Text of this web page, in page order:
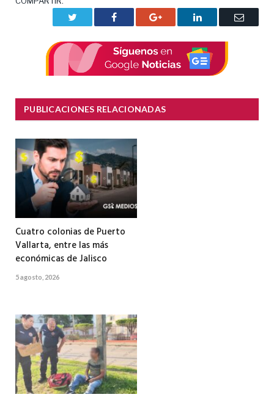
Facebook Google+ LinkedIn
Correo
PUBLICACIONES RELACIONADAS
Cuatro colonias de Puerto
Vallarta, entre las más
económicas de Jalisco
5 agosto, 2026